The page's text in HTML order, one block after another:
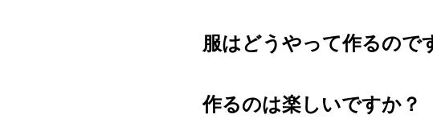
服はどうやって作るので
作るのは楽しいですか？